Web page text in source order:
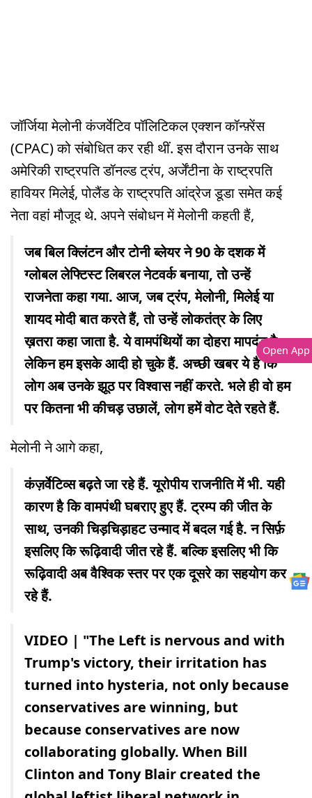
जॉर्जिया मेलोनी कंजर्वेटिव पॉलिटिकल एक्शन कॉन्फ़्रेंस
(CPAC) को संबोधित कर रही थीं. इस दौरान उनके साथ
अमेरिकी राष्ट्रपति डॉनल्ड ट्रंप, अर्जेंटीना के राष्ट्रपति
हावियर मिलेई, पोलैंड के राष्ट्रपति आंद्रेज डूडा समेत कई
नेता वहां मौजूद थे. अपने संबोधन में मेलोनी कहती हैं,
जब बिल क्लिंटन और टोनी ब्लेयर ने 90 के दशक में
ग्लोबल लेफ्टिस्ट लिबरल नेटवर्क बनाया, तो उन्हें
राजनेता कहा गया. आज, जब ट्रंप, मेलोनी, मिलेई या
शायद मोदी बात करते हैं, तो उन्हें लोकतंत्र के लिए
ख़तरा कहा जाता है. ये वामपंथियों का दोहरा मापदंड है.
लेकिन हम इसके आदी हो चुके हैं. अच्छी खबर ये है कि
लोग अब उनके झूठ पर विश्वास नहीं करते. भले ही वो हम
पर कितना भी कीचड़ उछालें, लोग हमें वोट देते रहते हैं.
मेलोनी ने आगे कहा,
कंज़र्वेटिव्स बढ़ते जा रहे हैं. यूरोपीय राजनीति में भी. यही
कारण है कि वामपंथी घबराए हुए हैं. ट्रम्प की जीत के
साथ, उनकी चिड़चिड़ाहट उन्माद में बदल गई है. न सिर्फ़
इसलिए कि रूढ़िवादी जीत रहे हैं. बल्कि इसलिए भी कि
रूढ़िवादी अब वैश्विक स्तर पर एक दूसरे का सहयोग कर
रहे हैं.
VIDEO | "The Left is nervous and with
Trump's victory, their irritation has
turned into hysteria, not only because
conservatives are winning, but
because conservatives are now
collaborating globally. When Bill
Clinton and Tony Blair created the
Open App